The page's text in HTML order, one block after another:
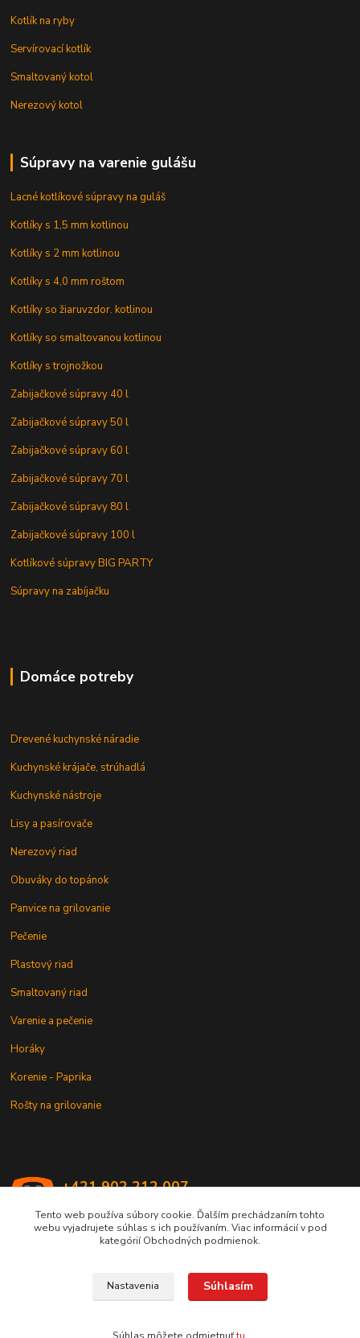
Kotlík na ryby
Servírovací kotlík
Smaltovaný kotol
Nerezový kotol
Súpravy na varenie gulášu
Lacné kotlíkové súpravy na guláš
Kotlíky s 1,5 mm kotlinou
Kotlíky s 2 mm kotlinou
Kotlíky s 4,0 mm roštom
Kotlíky so žiaruvzdor. kotlinou
Kotlíky so smaltovanou kotlinou
Kotlíky s trojnožkou
Zabijačkové súpravy 40 l
Zabijačkové súpravy 50 l
Zabijačkové súpravy 60 l
Zabijačkové súpravy 70 l
Zabijačkové súpravy 80 l
Zabijačkové súpravy 100 l
Kotlíkové súpravy BIG PARTY
Súpravy na zabíjačku
Domáce potreby
Drevené kuchynské náradie
Kuchynské krájače, strúhadlá
Kuchynské nástroje
Lisy a pasírovače
Nerezový riad
Obuváky do topánok
Panvice na grilovanie
Pečenie
Plastový riad
Smaltovaný riad
Varenie a pečenie
Horáky
Korenie - Paprika
Rošty na grilovanie
+421 902 212 007
Copyright © 2017-2027 MACSHOP.SK, všetky práva vyhradené..
Tento web používa súbory cookie. Ďalším prechádzaním tohto
webu vyjadrujete súhlas s ich používaním. Viac informácií v pod
kategórií Obchodných podmienok.
Nastavenia Súhlasím